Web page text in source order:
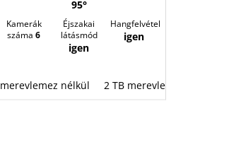
4 TB merevlemez 8 TB merevlemez
95°
Kamerák
száma6
Éjszakai
látásmód
igen
Hangfelvétel
igen
merevlemez nélkül 2 TB merevlemez